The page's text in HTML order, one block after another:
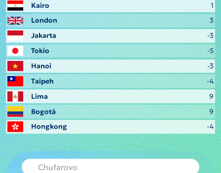
Kairo
1
London
3
Jakarta
-3
Tokio
-5
Hanoi
-3
Taipeh
-4
Lima
9
Bogotá
9
Hongkong
-4